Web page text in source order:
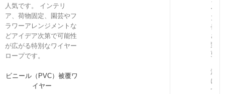
人気です。 インテリ
ア、荷物固定、園芸やフ
ラワーアレンジメントな
どアイデア次第で可能性
が広がる特別なワイヤー
ロープです。
ビニール（PVC）被覆ワ
イヤー
ー
ン
長
さ
変
更
注）
に
つ